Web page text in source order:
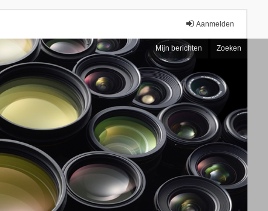
Aanmelden
Mijn berichten Zoeken